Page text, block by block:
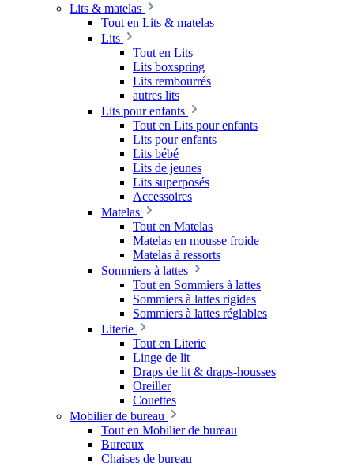
Lits & matelas
Tout en Lits & matelas
Lits
Tout en Lits
Lits boxspring
Lits rembourrés
autres lits
Lits pour enfants
Tout en Lits pour enfants
Lits pour enfants
Lits bébé
Lits de jeunes
Lits superposés
Accessoires
Matelas
Tout en Matelas
Matelas en mousse froide
Matelas à ressorts
Sommiers à lattes
Tout en Sommiers à lattes
Sommiers à lattes rigides
Sommiers à lattes réglables
Literie
Tout en Literie
Linge de lit
Draps de lit & draps-housses
Oreiller
Couettes
Mobilier de bureau
Tout en Mobilier de bureau
Bureaux
Chaises de bureau